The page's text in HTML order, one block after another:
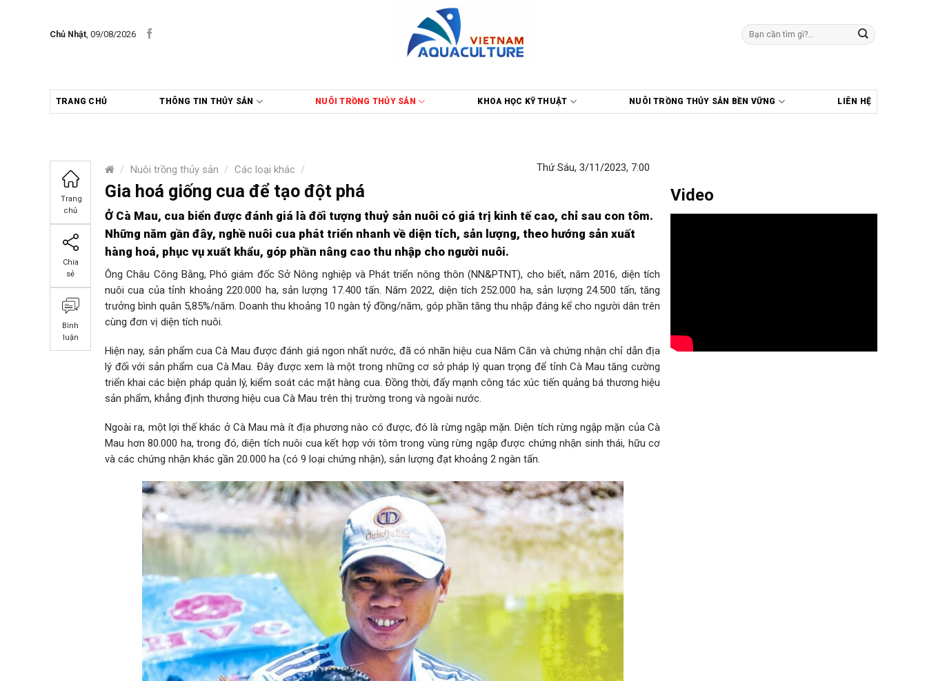
Chủ Nhật, 09/08/2026
Tìm
kiếm:
TRANG CHỦ THÔNG TIN THỦY SẢN NUÔI TRỒNG THỦY SẢN KHOA HỌC KỸ THUẬT NUÔI TRỒNG THỦY SẢN BỀN VỮNG LIÊN HỆ
/ Nuôi trồng thủy sản / Các loại khác /
Trang
chủ
Chia
sẻ
Bình
luận
Thứ Sáu, 3/11/2023, 7:00
Gia hoá giống cua để tạo đột phá
Ở Cà Mau, cua biển được đánh giá là đối tượng thuỷ sản nuôi có giá trị kinh tế cao, chỉ sau con tôm.
Những năm gần đây, nghề nuôi cua phát triển nhanh về diện tích, sản lượng, theo hướng sản xuất
hàng hoá, phục vụ xuất khẩu, góp phần nâng cao thu nhập cho người nuôi.
Ông Châu Công Bằng, Phó giám đốc Sở Nông nghiệp và Phát triển nông thôn (NN&PTNT), cho biết, năm 2016, diện tích
nuôi cua của tỉnh khoảng 220.000 ha, sản lượng 17.400 tấn. Năm 2022, diện tích 252.000 ha, sản lượng 24.500 tấn, tăng
trưởng bình quân 5,85%/năm. Doanh thu khoảng 10 ngàn tỷ đồng/năm, góp phần tăng thu nhập đáng kể cho người dân trên
cùng đơn vị diện tích nuôi.
Hiện nay, sản phẩm cua Cà Mau được đánh giá ngon nhất nước, đã có nhãn hiệu cua Năm Căn và chứng nhận chỉ dẫn địa
lý đối với sản phẩm cua Cà Mau. Ðây được xem là một trong những cơ sở pháp lý quan trọng để tỉnh Cà Mau tăng cường
triển khai các biện pháp quản lý, kiểm soát các mặt hàng cua. Ðồng thời, đẩy mạnh công tác xúc tiến quảng bá thương hiệu
sản phẩm, khẳng định thương hiệu cua Cà Mau trên thị trường trong và ngoài nước.
Ngoài ra, một lợi thế khác ở Cà Mau mà ít địa phương nào có được, đó là rừng ngập mặn. Diện tích rừng ngập mặn của Cà
Mau hơn 80.000 ha, trong đó, diện tích nuôi cua kết hợp với tôm trong vùng rừng ngập được chứng nhận sinh thái, hữu cơ
và các chứng nhận khác gần 20.000 ha (có 9 loại chứng nhận), sản lượng đạt khoảng 2 ngàn tấn.
Video